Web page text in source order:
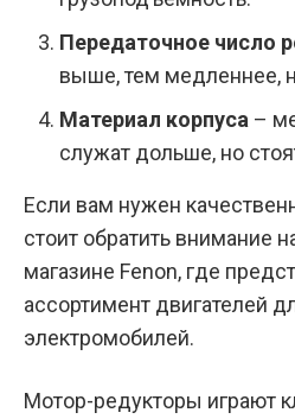
Передаточное число
выше, тем медленнее,
Материал корпуса –
служат дольше, но
Если вам нужен
стоит обратить внимание
магазине Fenon, где
ассортимент двигателей
электромобилей.
Мотор-редукторы играют